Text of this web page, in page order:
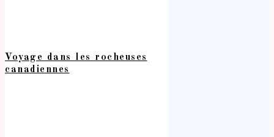
Voyage dans les rocheuses
canadiennes